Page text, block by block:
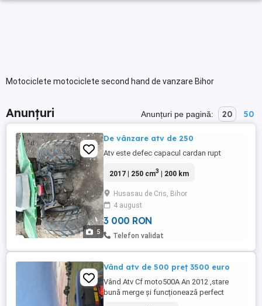
Motociclete motociclete second hand de vanzare Bihor
Anunțuri Anunțuri pe pagină: 20 50
5
De vânzare atv de 250
Atv este defec capacul cardan rupt
2017 | 250 cm3 | 200 km
Husasau de Cris, Bihor
4 august
3 000 RON
Telefon validat
Vând atv de 500 preț 3500 euro
Vând Atv Cf moto500A An 2012 ,stare
bună merge și funcționează perfect